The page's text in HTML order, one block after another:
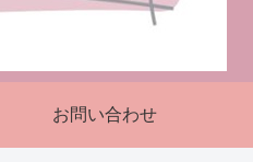
お問い合わせ